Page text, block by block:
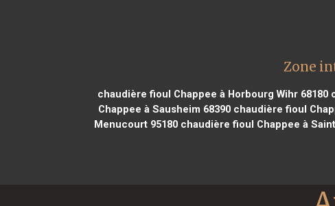
Zone
chaudière fioul Chappee à Horbourg Wihr 68180
Chappee à Sausheim 68390 chaudière fioul
Menucourt 95180 chaudière fioul Chappee à